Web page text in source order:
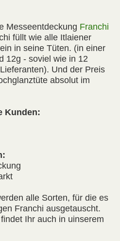
Messeentdeckung Franchi
füllt wie alle Itlaiener
in seine Tüten. (in einer
12g - soviel wie in 12
Und der Preis
absolut im
Kunden:
alle Sorten, für die es
Franchi ausgetauscht.
Ihr auch in uinserem